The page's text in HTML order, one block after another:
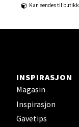
Kan sendes til butikk
INSPIRASJON
Magasin
Inspirasjon
Gavetips